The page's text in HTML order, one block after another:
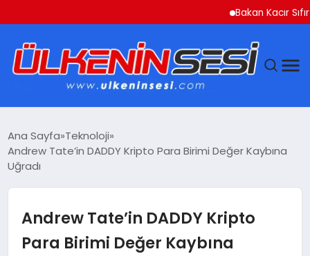
Bakan Kacır Sıfır
EKONOMI
Ana Sayfa Teknoloji
Andrew Tate’in DADDY Kripto Para Birimi Değer Kaybına
Uğradı
Andrew Tate’in DADDY Kripto
Para Birimi Değer Kaybına